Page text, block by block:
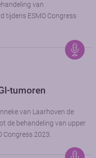
van
tijdens ESMO Congress
tumoren
van Laarhoven de
de behandeling van upper
Congress 2023.